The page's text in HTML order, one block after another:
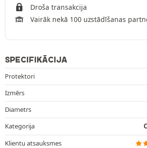
Droša transakcija
Vairāk nekā 100 uzstādīšanas
SPECIFIKĀCIJA
Protektori
Izmērs
Diametrs
Kategorija
Klientu atsauksmes